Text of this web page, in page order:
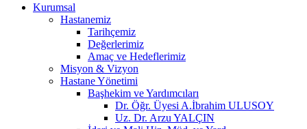
Kurumsal
Hastanemiz
Tarihçemiz
Değerlerimiz
Amaç ve Hedeflerimiz
Misyon & Vizyon
Hastane Yönetimi
Başhekim ve Yardımcıları
Dr. Öğr. Üyesi A.İbrahim ULUSOY
Uz. Dr. Arzu YALÇIN